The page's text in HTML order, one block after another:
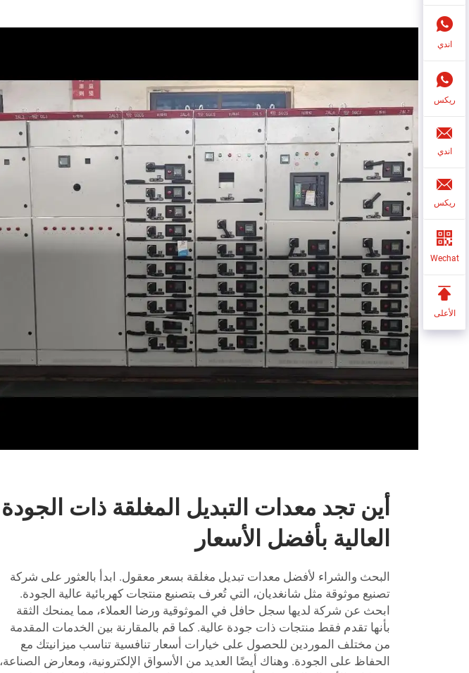
أين تجد معدات التبديل المغلقة ذات الجودة
العالية بأفضل الأسعار
البحث والشراء لأفضل معدات تبديل مغلقة بسعر معقول. ابدأ بالعثور على شركة
تصنيع موثوقة مثل شانغديان، التي تُعرف بتصنيع منتجات كهربائية عالية الجودة.
ابحث عن شركة لديها سجل حافل في الموثوقية ورضا العملاء، مما يمنحك الثقة
بأنها تقدم فقط منتجات ذات جودة عالية. كما قم بالمقارنة بين الخدمات المقدمة
من مختلف الموردين للحصول على خيارات أسعار تنافسية تناسب ميزانيتك مع
الحفاظ على الجودة. وهناك أيضًا العديد من الأسواق الإلكترونية، ومعارض الصناعة،
اندي
ريكس
اندي
ريكس
Wechat
الأعلى